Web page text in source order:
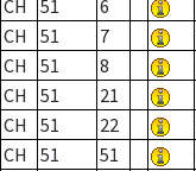
CH 51 6
CH
51 7
CH
51 8
CH
51 21
CH
51 22
CH
51 51